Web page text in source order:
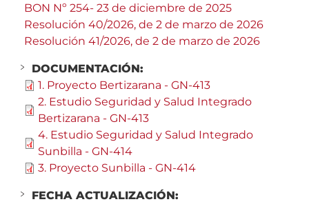
BON Nº 254- 23 de diciembre de 2025
Resolución 40/2026, de 2 de marzo de 2026
Resolución 41/2026, de 2 de marzo de 2026
DOCUMENTACIÓN:
1. Proyecto Bertizarana - GN-413
2. Estudio Seguridad y Salud Integrado
Bertizarana - GN-413
4. Estudio Seguridad y Salud Integrado
Sunbilla - GN-414
3. Proyecto Sunbilla - GN-414
FECHA ACTUALIZACIÓN: